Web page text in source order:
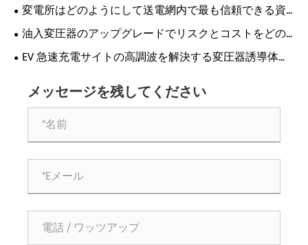
変電所はどのようにして送電網内で最も信頼できる資
産になるのでしょうか?
油入変圧器のアップグレードでリスクとコストをどの
ように削減できましたか?
EV 急速充電サイトの高調波を解決する変圧器誘導体は
メッセージを残してください